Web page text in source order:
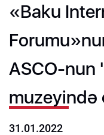
«Baku
ASCO-nun
muzeyində
31.01.2022